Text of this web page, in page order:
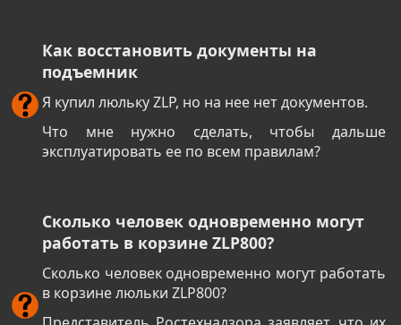
Как восстановить документы на
подъемник
Я купил люльку ZLP, но на нее нет документов.
Что мне нужно сделать, чтобы дальше
эксплуатировать ее по всем правилам?
Сколько человек одновременно могут
работать в корзине ZLP800?
Сколько человек одновременно могут работать
в корзине люльки ZLP800?